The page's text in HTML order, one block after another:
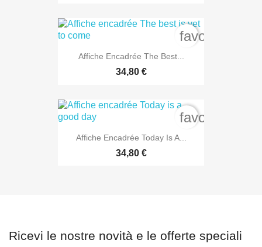
Affiche Encadrée The Best...
34,80 €
Affiche Encadrée Today Is A...
34,80 €
Ricevi le nostre novità e le offerte speciali